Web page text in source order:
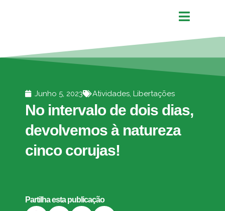
Junho 5, 2023 Atividades, Libertações
No intervalo de dois dias,
devolvemos à natureza
cinco corujas!
Partilha esta publicação